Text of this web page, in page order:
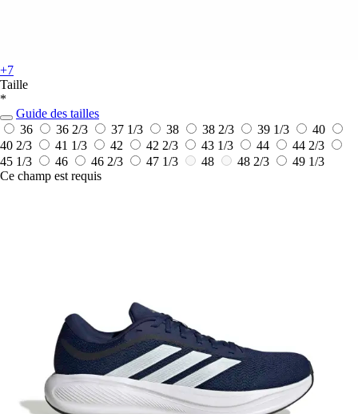
+7
Taille
*
Guide des tailles
36
36 2/3 37 1/3 38 38 2/3 39 1/3
40
40 2/3
41 1/3 42 42 2/3 43 1/3 44
44 2/3
45 1/3
46 46 2/3 47 1/3 48 48 2/3
49 1/3
Ce champ est requis